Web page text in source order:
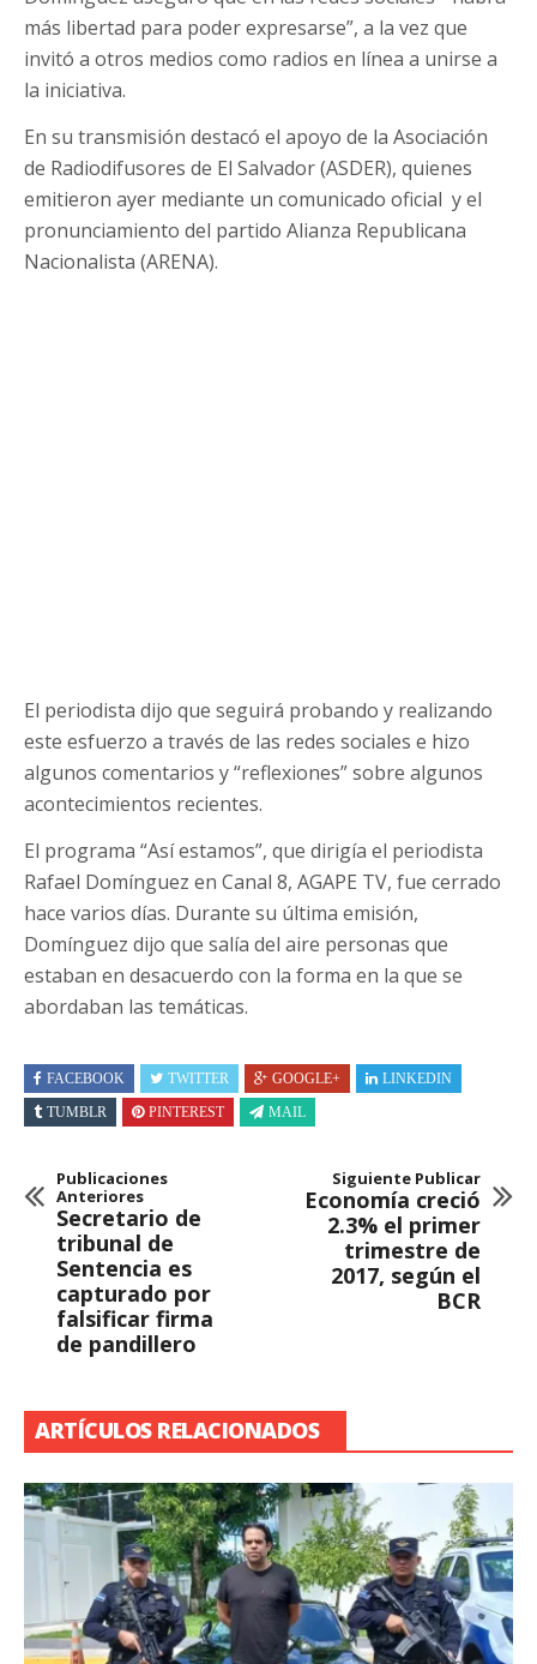
más libertad para poder expresarse”, a la vez que
invitó a otros medios como radios en línea a unirse a
la iniciativa.
En su transmisión destacó el apoyo de la Asociación
de Radiodifusores de El Salvador (ASDER), quienes
emitieron ayer mediante un comunicado oficial y el
pronunciamiento del partido Alianza Republicana
Nacionalista (ARENA).
El periodista dijo que seguirá probando y realizando
este esfuerzo a través de las redes sociales e hizo
algunos comentarios y “reflexiones” sobre algunos
acontecimientos recientes.
El programa “Así estamos”, que dirigía el periodista
Rafael Domínguez en Canal 8, AGAPE TV, fue cerrado
hace varios días. Durante su última emisión,
Domínguez dijo que salía del aire personas que
estaban en desacuerdo con la forma en la que se
abordaban las temáticas.
FACEBOOK TWITTER GOOGLE+
LINKEDIN
TUMBLR
PINTEREST MAIL
Publicaciones
Anteriores
Secretario de
tribunal de
Sentencia es
capturado por
falsificar firma
de pandillero
Siguiente Publicar
Economía creció
2.3% el primer
trimestre de
2017, según el
BCR
ARTÍCULOS RELACIONADOS